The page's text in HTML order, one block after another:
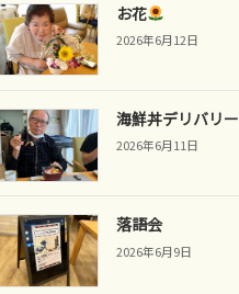
お花
2026年6月12日
海鮮丼デリバリー
2026年6月11日
落語会
2026年6月9日